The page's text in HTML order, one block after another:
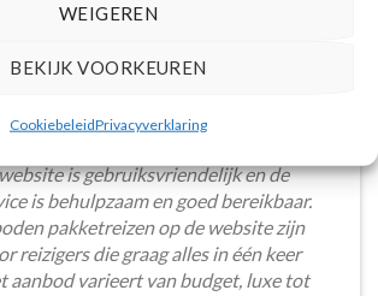
WEIGEREN
BEKIJK VOORKEUREN
CookiebeleidPrivacyverklaring
van een lastminute vakantie via
is gebruiksvriendelijk en de
is behulpzaam en goed bereikbaar.
pakketreizen op de website zijn
reizigers die graag alles in één keer
aanbod varieert van budget, luxe tot